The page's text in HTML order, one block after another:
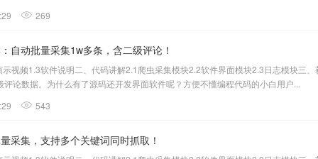
269
自动批量采集1w多条，含二级评论！
视频1.3软件说明二、代码讲解2.1爬虫采集模块2.2软件界面模块2.3日志模块三
论数据。为什么有了源码还开发界面软件呢？方便不懂编程代码的小白用户...
543
采集，支持多个关键词同时抓取！